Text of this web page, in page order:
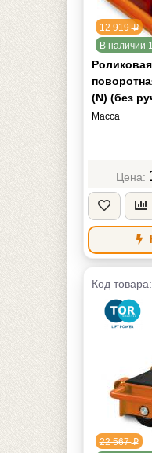
12 919p
В наличии
(N) (без
Масса
Код товара:
22 567p